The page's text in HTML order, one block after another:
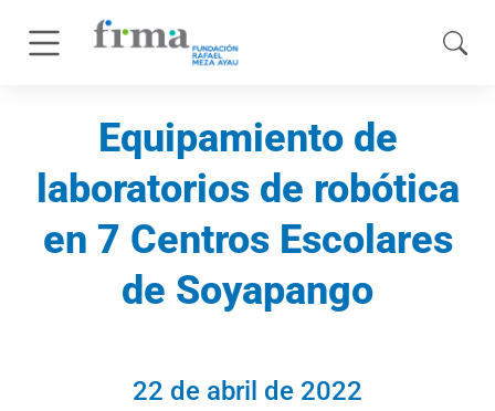
Equipamiento de
laboratorios de robótica
en 7 Centros Escolares
de Soyapango​
22 de abril de 2022